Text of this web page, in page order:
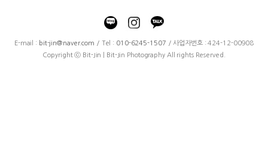
E-mail : bit-jin@naver.com / Tel : 010-6245-1507 / 사업자번호 : 424-12-00908
Copyright ⓒ Bit-Jin | Bit-Jin Photography All rights Reserved.